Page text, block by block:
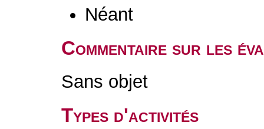
Néant
Commentaire sur les
Sans objet
Types d'activités